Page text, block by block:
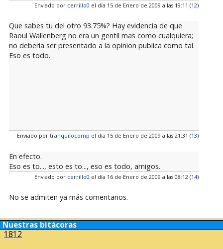
Enviado por cerrillo0 el día 15 de Enero de 2009 a las 19:11 (12)
Que sabes tu del otro 93.75%? Hay evidencia de que
Raoul Wallenberg no era un gentil mas como cualquiera;
no deberia ser presentado a la opinion publica como tal.
Eso es todo.
Enviado por tranquilocomp el día 15 de Enero de 2009 a las 21:31 (13)
En efecto.
Eso es to..., esto es to..., eso es todo, amigos.
Enviado por cerrillo0 el día 16 de Enero de 2009 a las 08:12 (14)
No se admiten ya más comentarios.
Nuestras bitácoras
1812